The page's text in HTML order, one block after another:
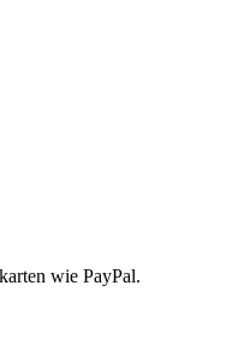
wie PayPal.